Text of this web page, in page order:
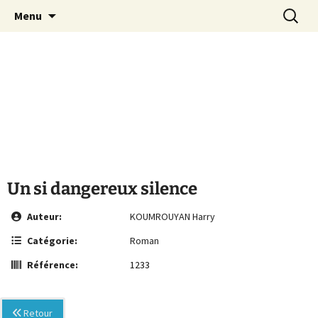
MCA Vienne
Le site de la Maison de la Culture
Arménienne de Vienne
Menu
Un si dangereux silence
Auteur:
KOUMROUYAN Harry
Catégorie:
Roman
Référence:
1233
Retour